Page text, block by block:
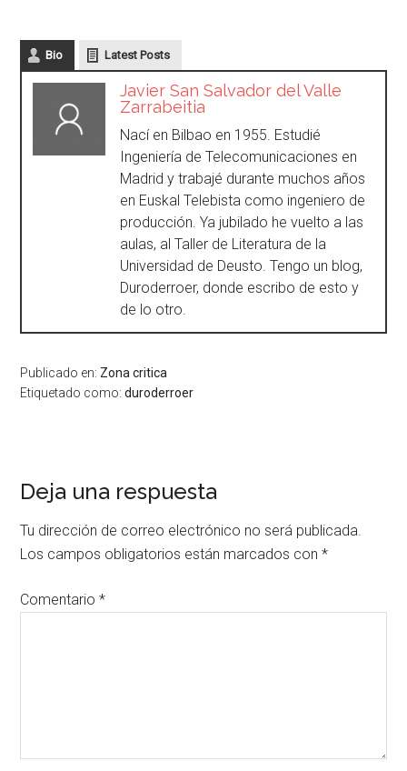
Bio Latest Posts
Javier San Salvador del Valle
Zarrabeitia
Nací en Bilbao en 1955. Estudié
Ingeniería de Telecomunicaciones en
Madrid y trabajé durante muchos años
en Euskal Telebista como ingeniero de
producción. Ya jubilado he vuelto a las
aulas, al Taller de Literatura de la
Universidad de Deusto. Tengo un blog,
Duroderroer, donde escribo de esto y
de lo otro.
Publicado en: Zona critica
Etiquetado como:duroderroer
Deja una respuesta
Tu dirección de correo electrónico no será publicada.
Los campos obligatorios están marcados con*
Comentario*